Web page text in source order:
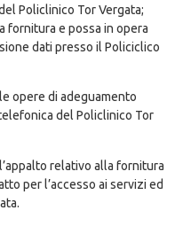
Policlinico Tor Vergata;
fornitura e possa in opera
dati presso il Policiclico
opere di adeguamento
del Policlinico Tor
relativo alla fornitura
per l’accesso ai servizi ed